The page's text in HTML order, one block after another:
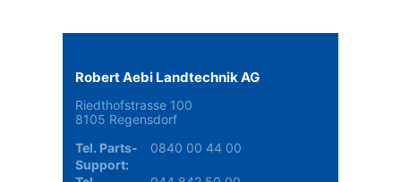
Robert Aebi Landtechnik AG
Riedthofstrasse 100
8105 Regensdorf
Tel. Parts-
Support:
0840 00 44 00